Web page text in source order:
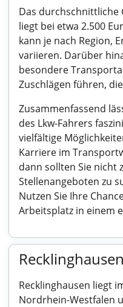
Das durchschnittliche
liegt bei etwa 2.500
kann je nach Region,
variieren. Darüber
besondere
Zuschlägen führen,
Zusammenfassend
des Lkw-Fahrers
vielfältige
Karriere im
dann sollten Sie nicht
Stellenangeboten zu
Nutzen Sie Ihre
Arbeitsplatz in einem
Recklinghausen
Recklinghausen liegt
Nordrhein-Westfalen